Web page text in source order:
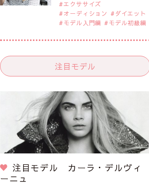
エクササイズ
オーディション
ダイエット
モデル入門編
モデル初級編
注目モデル
注目モデル カーラ・デルヴィ
ーニュ